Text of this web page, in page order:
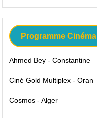
Programme Cinéma
Ahmed Bey - Constantine
Ciné Gold Multiplex - Oran
Cosmos - Alger